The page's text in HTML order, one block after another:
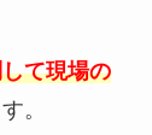
て現場の
。